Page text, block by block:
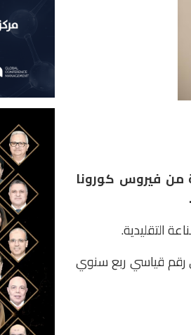
من فيروس كورونا
التقليدية.
رقم قياسي ربع سنوي